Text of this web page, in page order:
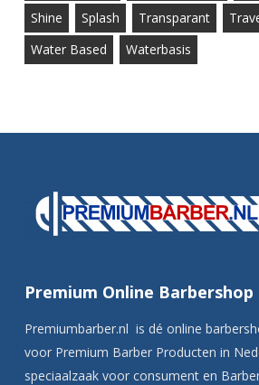
Shine
Splash Transparant
Water Based
Waterbasis
Premium Online Barbershop
Premiumbarber.nl is dé online
voor Premium Barber Producten in
speciaalzaak voor consument en